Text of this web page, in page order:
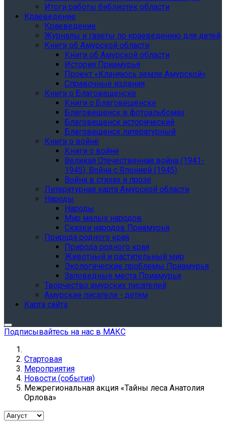
Итоги работы библиотек области
Краеведение
Краеведение
Журналы и газеты по краеведению для детей
Книги об Амурской области
Книги об Амурской области
История Приамурья
Проект «Кланяюсь земле Амурской»
Справочные издания
Книги о Благовещенске
Книги о Благовещенске
Благовещенск в фотоальбомах
Благовещенск исторический
Благовещенск литературный
Книги о войне
Книги о войне
Великая Отечественная война (1941-
1945). Война с Японией (1945)
Война в стихах и прозе
Литературная карта Амурской области
Народы
Народы
Мир малых народов
Сказки народов Приамурья
Природа родного края
Природа родного края
Животный и растительный мир
Экологические проблемы Приамурья
Заповедные места Приамурья
Творчество амурских писателей
Амурские писатели - детям
Карта сайта
Подписывайтесь на нас в МАКС
Стартовая
Мероприятия
Новости (события)
Межрегиональная акция «Тайны леса Анатолия
Орлова»